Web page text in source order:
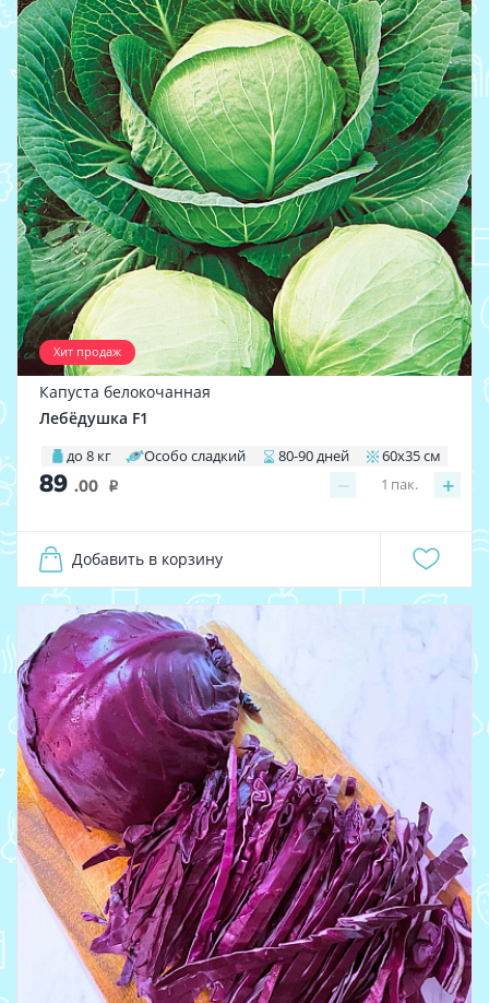
Хит продаж
Капуста белокочанная
Лебёдушка F1
до 8 кг Особо сладкий 80-90 дней 60х35 см
89 .00 i − +
1 пак.
Добавить в корзину